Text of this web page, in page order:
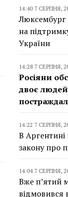
14:40 7 СЕРПНЯ,
Люксембург
на
України
14:28 7 СЕРПНЯ,
Росіяни
двоє
14:22 7 СЕРПНЯ,
В
закону про
14:04 7 СЕРПНЯ,
Вже п’ятий
відмовився